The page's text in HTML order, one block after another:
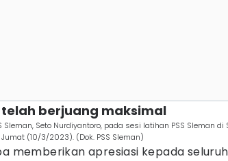
telah berjuang maksimal
Sleman, Seto Nurdiyantoro, pada sesi latihan PSS Sleman di
(10/3/2023). (Dok. PSS Sleman)
memberikan apresiasi kepada